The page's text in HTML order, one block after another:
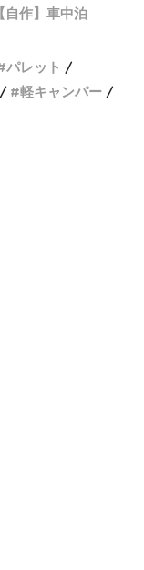
【自作】車中泊
パレット
軽キャンパー